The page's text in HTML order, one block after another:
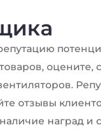
оцените,
отзывы
наград и